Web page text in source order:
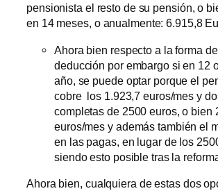
pensionista el resto de su pensión, o
en 14 meses, o anualmente: 6.915,8
Ahora bien respecto a la forma
deducción por embargo si en 12
año, se puede optar porque el
cobre los 1.923,7 euros/mes y
completas de 2500 euros, o bien
euros/mes y además también el
en las pagas, en lugar de los
siendo esto posible tras la
Ahora bien, cualquiera de estas dos